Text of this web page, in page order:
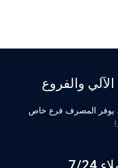
والفروع
يوفر المصرف فرع خاص